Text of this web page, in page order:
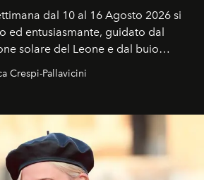
dal 10 al 16 Agosto 2026 si
ed entusiasmante, guidato dal
solare del Leone e dal buio
nuova in Leone del 12 agosto,
Perseidi.
Crespi-Pallavicini